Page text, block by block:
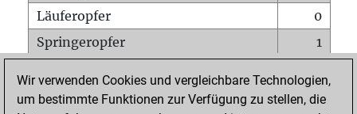
Läuferopfer
0
Springeropfer
1
Matt auf vollem Brett
0
Wir verwenden Cookies und vergleichbare Technologien,
um bestimmte Funktionen zur Verfügung zu stellen, die